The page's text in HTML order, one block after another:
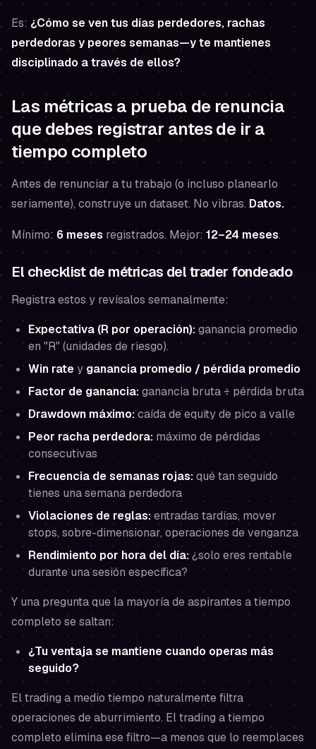
Es: ¿Cómo se ven tus días perdedores, rachas
perdedoras y peores semanas—y te mantienes
disciplinado a través de ellos?
Las métricas a prueba de renuncia
que debes registrar antes de ir a
tiempo completo
Antes de renunciar a tu trabajo (o incluso planearlo
seriamente), construye un dataset. No vibras.Datos.
Mínimo: 6 meses registrados. Mejor:12–24 meses.
El checklist de métricas del trader fondeado
Registra estos y revísalos semanalmente:
Expectativa (R por operación):ganancia promedio
en "R" (unidades de riesgo).
Win rate y ganancia promedio / pérdida promedio
Factor de ganancia:ganancia bruta ÷ pérdida bruta
Drawdown máximo:caída de equity de pico a valle
Peor racha perdedora: máximo de pérdidas
consecutivas
Frecuencia de semanas rojas:qué tan seguido
tienes una semana perdedora
Violaciones de reglas:entradas tardías, mover
stops, sobre-dimensionar, operaciones de venganza
Rendimiento por hora del día:¿solo eres rentable
durante una sesión específica?
Y una pregunta que la mayoría de aspirantes a tiempo
completo se saltan:
¿Tu ventaja se mantiene cuando operas más
seguido?
El trading a medio tiempo naturalmente filtra
operaciones de aburrimiento. El trading a tiempo
completo elimina ese filtro—a menos que lo reemplaces